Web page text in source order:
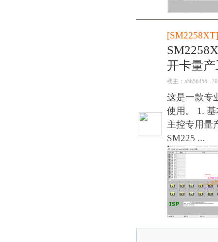
[SM2258XT]
开卡量
楼主： a5656456
这是一款专
使用。 1.
主控专用量
SM225 ...